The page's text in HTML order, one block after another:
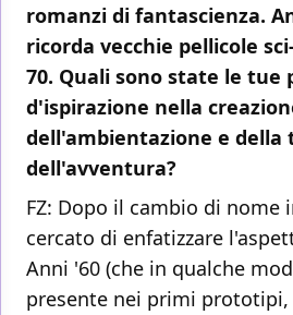
romanzi di fantascienza.
ricorda vecchie pellicole
70. Quali sono state le
d'ispirazione nella
dell'ambientazione e della
dell'avventura?
FZ: Dopo il cambio di nome
cercato di enfatizzare
Anni '60 (che in qualche
presente nei primi prototipi,